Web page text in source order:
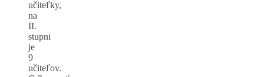
učiteľky,
na
II.
stupni
je
9
učiteľov.